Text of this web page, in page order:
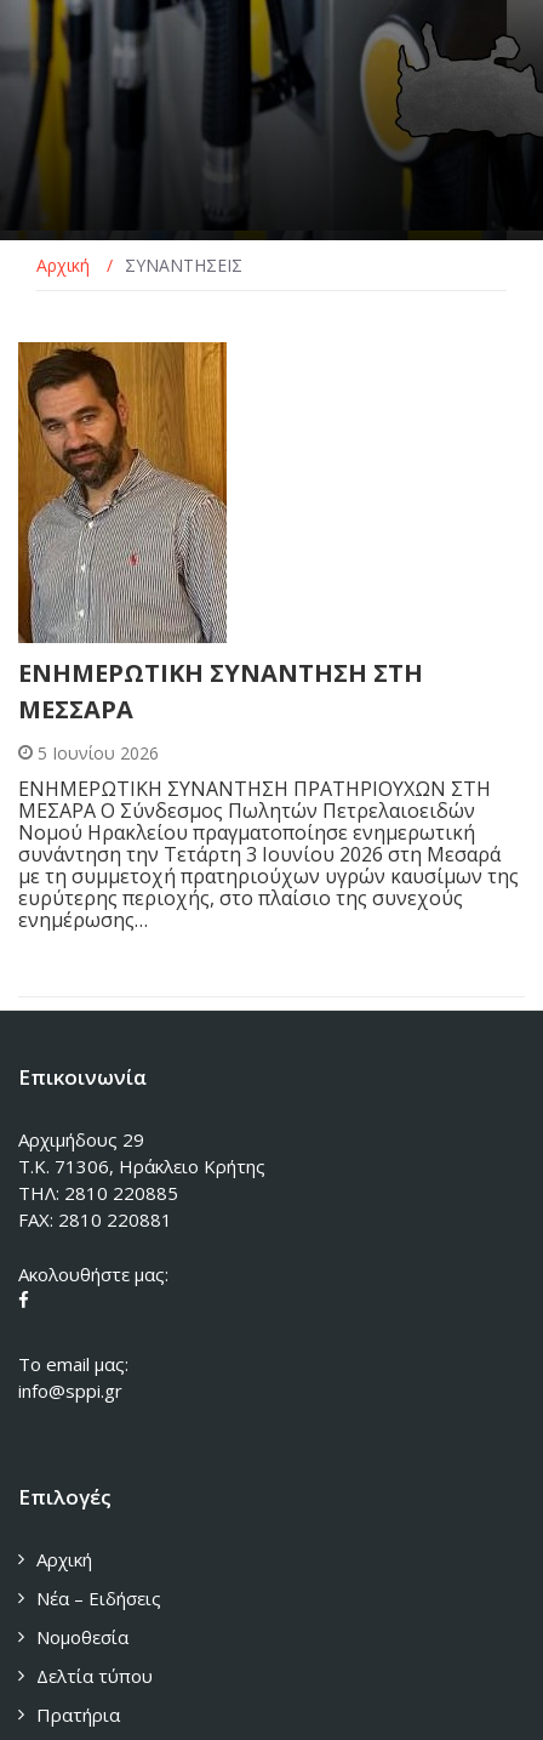
Αρχική / ΣΥΝΑΝΤΗΣΕΙΣ
ΕΝΗΜΕΡΩΤΙΚΗ ΣΥΝΑΝΤΗΣΗ ΣΤΗ
ΜΕΣΣΑΡΑ
5 Ιουνίου 2026
ΕΝΗΜΕΡΩΤΙΚΗ ΣΥΝΑΝΤΗΣΗ ΠΡΑΤΗΡΙΟΥΧΩΝ ΣΤΗ
ΜΕΣΑΡΑ Ο Σύνδεσμος Πωλητών Πετρελαιοειδών
Νομού Ηρακλείου πραγματοποίησε ενημερωτική
συνάντηση την Τετάρτη 3 Ιουνίου 2026 στη Μεσαρά
με τη συμμετοχή πρατηριούχων υγρών καυσίμων της
ευρύτερης περιοχής, στο πλαίσιο της συνεχούς
ενημέρωσης…
Επικοινωνία
Αρχιμήδους 29
Τ.Κ. 71306, Ηράκλειο Κρήτης
ΤΗΛ: 2810 220885
FAX: 2810 220881
Ακολουθήστε μας:
To email μας:
info@sppi.gr
Επιλογές
Αρχική
Νέα – Ειδήσεις
Νομοθεσία
Δελτία τύπου
Πρατήρια